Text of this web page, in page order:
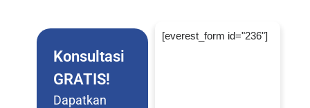
Konsultasi
GRATIS!
Dapatkan
[everest_form id="236"]